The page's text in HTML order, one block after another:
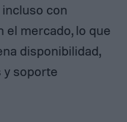
con
mercado, lo que
disponibilidad,
y soporte